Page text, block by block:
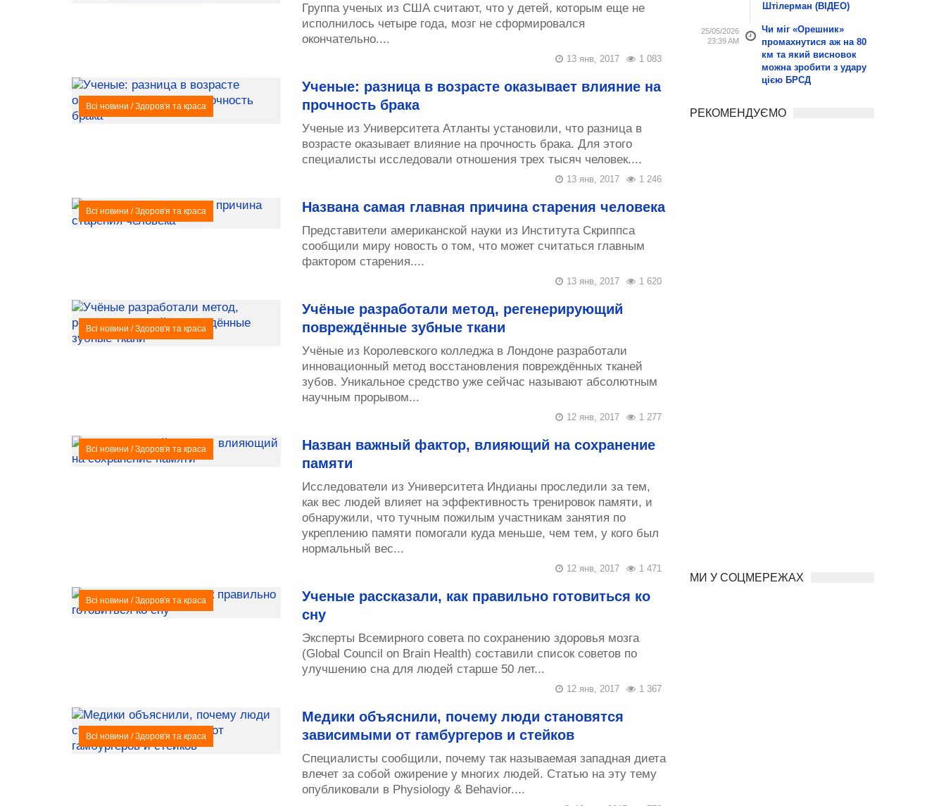
Группа ученых из США считают, что у детей, которым еще не
исполнилось четыре года, мозг не сформировался
окончательно....
1 083
13 янв, 2017
Всі новини /Здоров'я та краса
Ученые: разница в возрасте оказывает влияние на
прочность брака
Ученые из Университета Атланты установили, что разница в
возрасте оказывает влияние на прочность брака. Для этого
специалисты исследовали отношения трех тысяч человек....
1 246
13 янв, 2017
Всі новини /Здоров'я та краса Названа самая главная причина старения человека
Представители американской науки из Института Скриппса
сообщили миру новость о том, что может считаться главным
фактором старения....
1 620
13 янв, 2017
Всі новини /Здоров'я та краса
Учёные разработали метод, регенерирующий
повреждённые зубные ткани
Учёные из Королевского колледжа в Лондоне разработали
инновационный метод восстановления повреждённых тканей
зубов. Уникальное средство уже сейчас называют абсолютным
научным прорывом...
1 277
12 янв, 2017
Всі новини /Здоров'я та краса
Назван важный фактор, влияющий на сохранение
памяти
Исследователи из Университета Индианы проследили за тем,
как вес людей влияет на эффективность тренировок памяти, и
обнаружили, что тучным пожилым участникам занятия по
укреплению памяти помогали куда меньше, чем тем, у кого был
нормальный вес...
1 471
12 янв, 2017
Всі новини /Здоров'я та краса
Ученые рассказали, как правильно готовиться ко
сну
Эксперты Всемирного совета по сохранению здоровья мозга
(Global Council on Brain Health) составили список советов по
улучшению сна для людей старше 50 лет...
1 367
12 янв, 2017
Всі новини /Здоров'я та краса
Медики объяснили, почему люди становятся
зависимыми от гамбургеров и стейков
Специалисты сообщили, почему так называемая западная диета
влечет за собой ожирение у многих людей. Статью на эту тему
опубликовали в Physiology & Behavior....
Штілерман (ВІДЕО)
25/05/2026
23:39 AM
Чи міг «Орешник»
промахнутися аж на 80
км та який висновок
можна зробити з удару
цією БРСД
РЕКОМЕНДУЄМО
МИ У СОЦМЕРЕЖАХ